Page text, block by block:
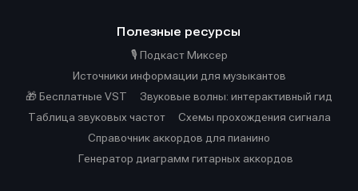
Полезные ресурсы
🎙️ Подкаст Миксер
Источники информации для музыкантов
🎁 Бесплатные VST
Звуковые волны: интерактивный гид
Таблица звуковых частот
Cхемы прохождения сигнала
Справочник аккордов для пианино
Генератор диаграмм гитарных аккордов